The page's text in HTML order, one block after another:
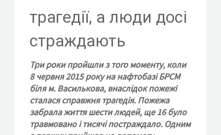
ВСТУП ДО ФОНДУ
трагедії, а люди досі
страждають
Три роки пройшли з того моменту, коли
8 червня 2015 року на нафтобазі БРСМ
біля м. Василькова, внаслідок пожежі
сталася справжня трагедія. Пожежа
забрала життя шести людей, ще 16 було
травмовано і тисячі постраждало. Одним